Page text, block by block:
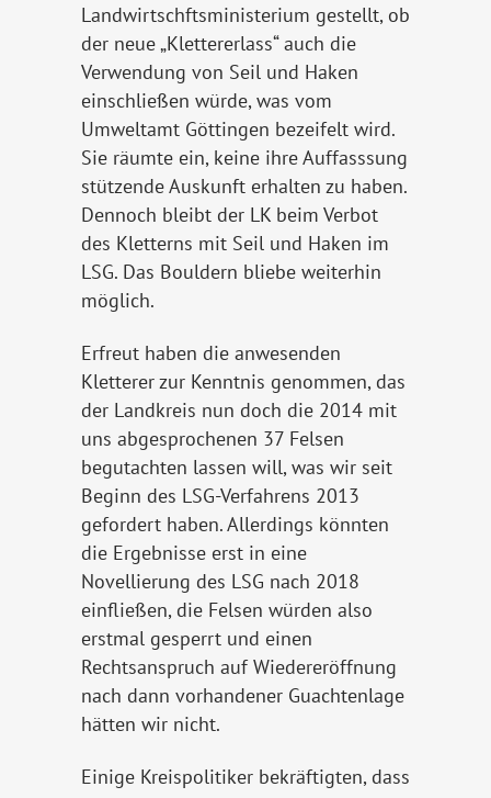
Landwirtschftsministerium gestellt, ob
der neue „Klettererlass“ auch die
Verwendung von Seil und Haken
einschließen würde, was vom
Umweltamt Göttingen bezeifelt wird.
Sie räumte ein, keine ihre Auffasssung
stützende Auskunft erhalten zu haben.
Dennoch bleibt der LK beim Verbot
des Kletterns mit Seil und Haken im
LSG. Das Bouldern bliebe weiterhin
möglich.
Erfreut haben die anwesenden
Kletterer zur Kenntnis genommen, das
der Landkreis nun doch die 2014 mit
uns abgesprochenen 37 Felsen
begutachten lassen will, was wir seit
Beginn des LSG-Verfahrens 2013
gefordert haben. Allerdings könnten
die Ergebnisse erst in eine
Novellierung des LSG nach 2018
einfließen, die Felsen würden also
erstmal gesperrt und einen
Rechtsanspruch auf Wiedereröffnung
nach dann vorhandener Guachtenlage
hätten wir nicht.
Einige Kreispolitiker bekräftigten, dass